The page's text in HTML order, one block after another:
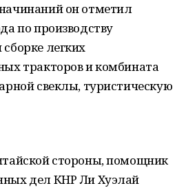
он отметил
по производству
легких
тракторов и комбината
свеклы, туристическую
стороны, помощник
дел КНР Ли Хуэлай